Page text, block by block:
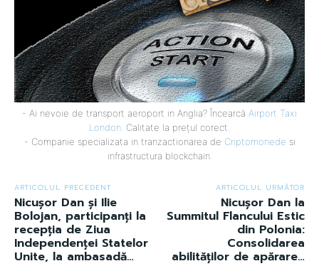
- Ai nevoie de transport aeroport in Anglia? Încearcă Airport Taxi
London . Calitate la prețul corect.
- Companie specializata in tranzactionarea de Criptomonede si
infrastructura blockchain.
ARTICOLUL PRECEDENT
Nicușor Dan și Ilie
Bolojan, participanți la
recepția de Ziua
Independenței Statelor
Unite, la ambasadă…
ARTICOLUL URMĂTOR
Nicușor Dan la
Summitul Flancului Estic
din Polonia:
Consolidarea
abilităților de apărare…